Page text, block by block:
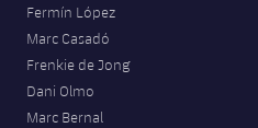
Fermín López
Marc Casadó
Frenkie de Jong
Dani Olmo
Marc Bernal